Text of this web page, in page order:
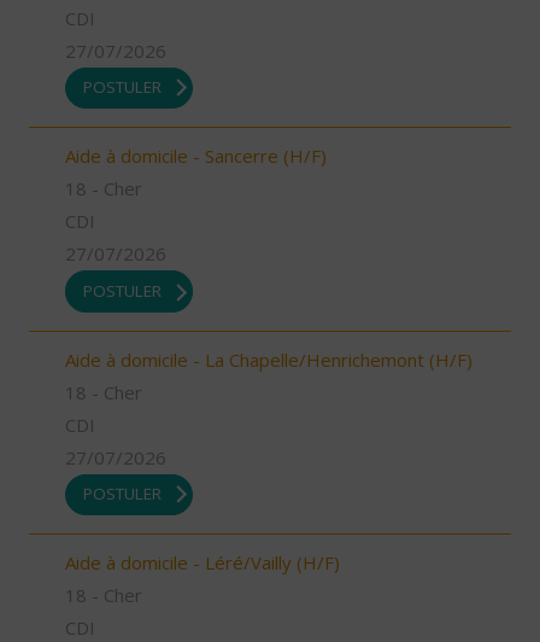
CDI
27/07/2026
POSTULER
Aide à domicile - Sancerre (H/F)
18 - Cher
CDI
27/07/2026
POSTULER
Aide à domicile - La Chapelle/Henrichemont (H/F)
18 - Cher
CDI
27/07/2026
POSTULER
Aide à domicile - Léré/Vailly (H/F)
18 - Cher
CDI